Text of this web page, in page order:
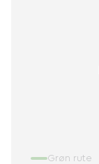
Grøn rute